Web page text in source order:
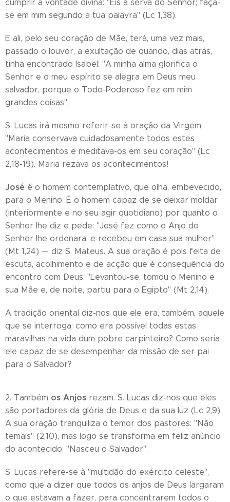
cumprir a vontade divina: "Eis a serva do Senhor; faça-
se em mim segundo a tua palavra" (Lc 1,38).
E ali, pelo seu coração de Mãe, terá, uma vez mais,
passado o louvor, a exultação de quando, dias atrás,
tinha encontrado Isabel: "A minha alma glorifica o
Senhor e o meu espírito se alegra em Deus meu
salvador, porque o Todo-Poderoso fez em mim
grandes coisas".
S. Lucas irá mesmo referir-se à oração da Virgem:
"Maria conservava cuidadosamente todos estes
acontecimentos e meditava-os em seu coração" (Lc
2,18-19). Maria rezava os acontecimentos!
José é o homem contemplativo, que olha, embevecido,
para o Menino. É o homem capaz de se deixar moldar
(interiormente e no seu agir quotidiano) por quanto o
Senhor lhe diz e pede: "José fez como o Anjo do
Senhor lhe ordenara, e recebeu em casa sua mulher"
(Mt 1,24) — diz S. Mateus. A sua oração é pois feita de
escuta, acolhimento e de acção que é consequência do
encontro com Deus: "Levantou-se, tomou o Menino e
sua Mãe e, de noite, partiu para o Egipto" (Mt 2,14).
A tradição oriental diz-nos que ele era, também, aquele
que se interroga: como era possível todas estas
maravilhas na vida dum pobre carpinteiro? Como seria
ele capaz de se desempenhar da missão de ser pai
para o Salvador?
2. Também os Anjos rezam. S. Lucas diz-nos que eles
são portadores da glória de Deus e da sua luz (Lc 2,9).
A sua oração tranquiliza o temor dos pastores: "Não
temais" (2,10), mas logo se transforma em feliz anúncio
do acontecido: "Nasceu o Salvador".
S. Lucas refere-se à "multidão do exército celeste",
como que a dizer que todos os anjos de Deus largaram
o que estavam a fazer, para concentrarem todos o